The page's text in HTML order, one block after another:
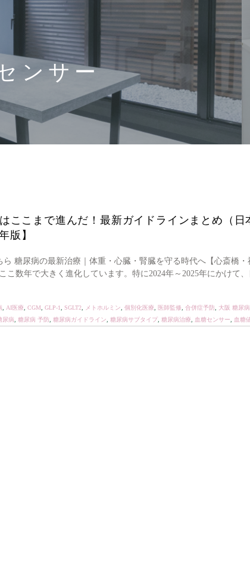
ンサー
ここまで進んだ！最新ガイドラインまとめ（日
版】
ら 糖尿病の最新治療｜体重・心臓・腎臓を守る時代へ【心斎橋
こ数年で大きく進化しています。特に2024年～2025年にかけて
AI医療 CGM GLP-1 SGLT2 メトホルミン 個別化医療 医師監修 合併症予防 大阪 糖尿
尿病 糖尿病 予防 糖尿病ガイドライン 糖尿病サブタイプ 糖尿病治療 血糖センサー 血糖